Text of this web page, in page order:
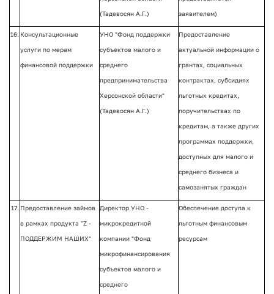
(Тадевосян А.Г.) заявителем)
16. Консультационные
услуги по мерам
финансовой поддержки
УНО "Фонд поддержки
субъектов малого и
среднего
предпринимательства
Херсонской области"
(Тадевосян А.Г.)
Предоставление
актуальной информации о
грантах, социальных
контрактах, субсидиях
льготных кредитах,
поручительствах по
кредитам, а также других
программах поддержки,
доступных для малого и
среднего бизнеса и
самозанятых граждан
17. Предоставление займов
в рамках продукта "Z -
ПОДДЕРЖИМ НАШИХ"
Директор УНО -
микрокредитной
компании "Фонд
микрофинансирования
субъектов малого и
среднего
Обеспечение доступа к
льготным финансовым
ресурсам